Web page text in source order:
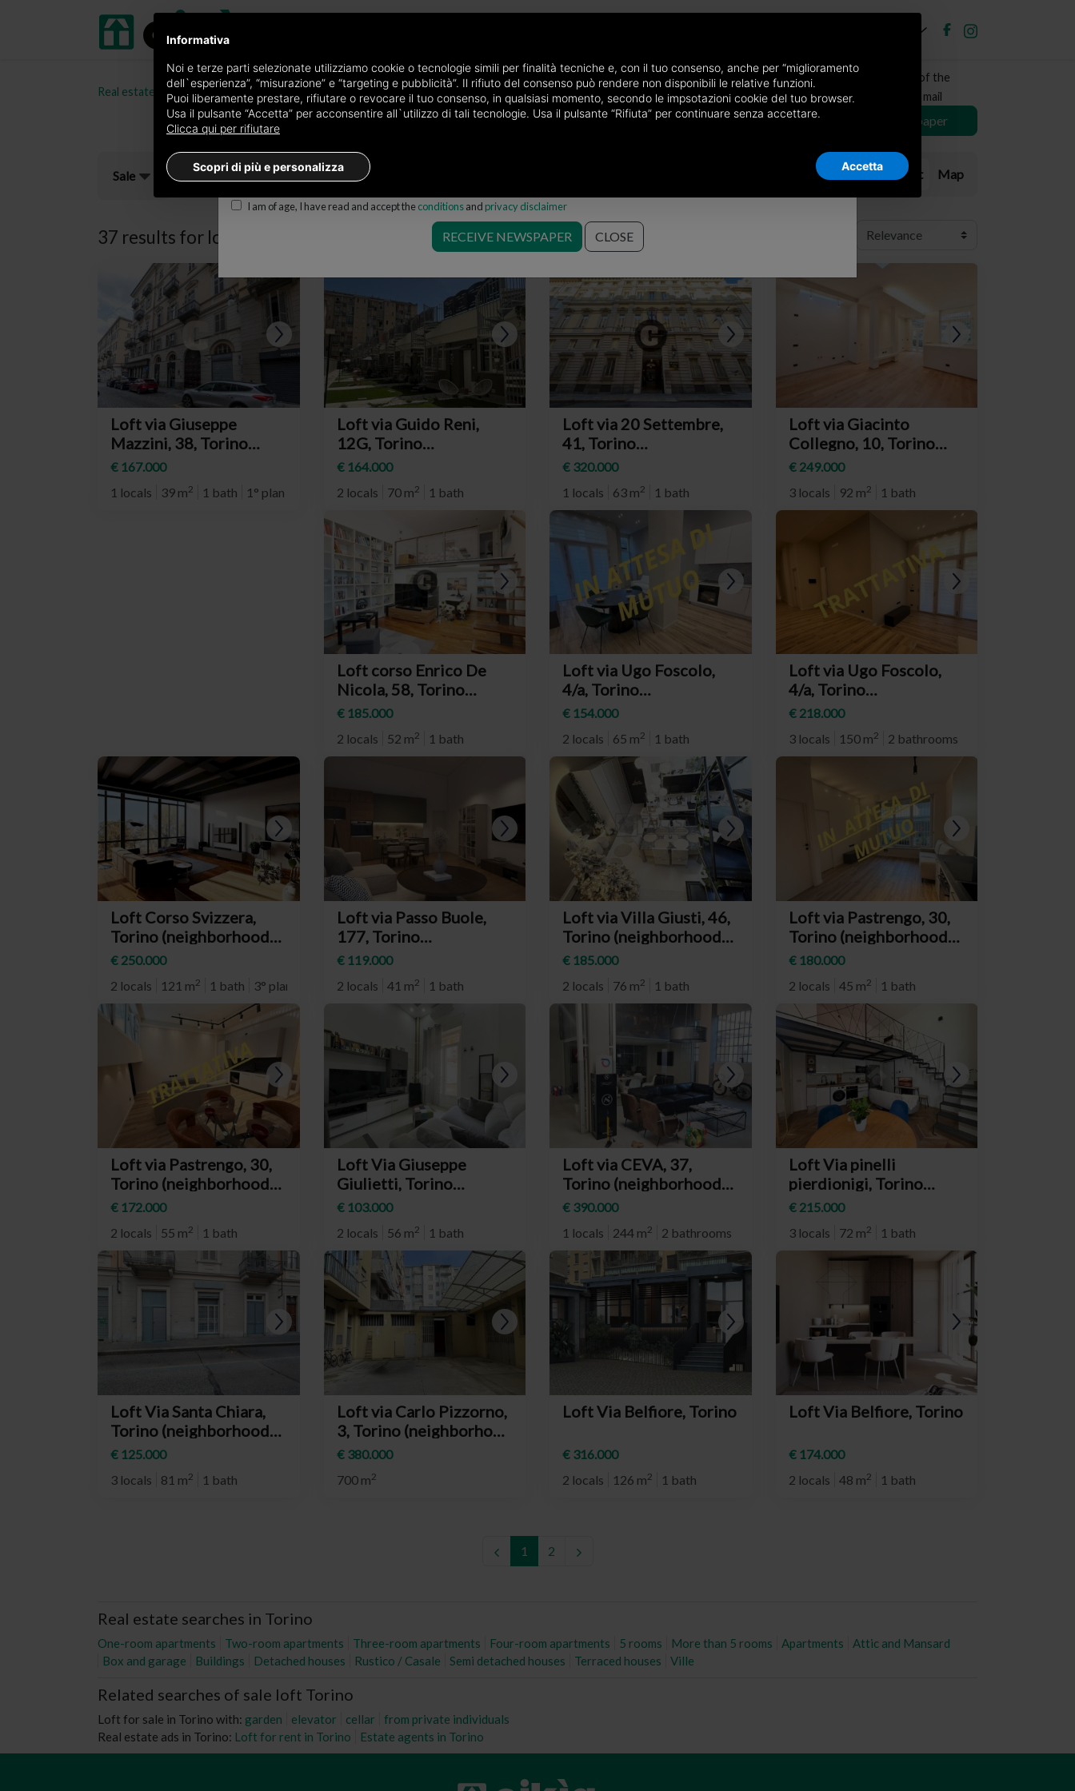
Real estate portal oikia.it Loft for sale in the province of Torino Loft for sale in Torino Choose the area
Receive a copy of the
newspaper by mail
Choose newspaper
Sale List Map
37 results for loft for sale in Torino Save search
Loft via Giuseppe
Mazzini, 38, Torino
(neighborhood Centro)
€ 167.000
1 locals
39 m2 1 bath 1° plan
Loft via Guido Reni,
12G, Torino
(neighborhood Santa
€ 164.000
2 locals
70 m2 1 bath
Loft via 20 Settembre,
41, Torino
(neighborhood Centro)
€ 320.000
1 locals
63 m2 1 bath
Loft via Giacinto
Collegno, 10, Torino
(neighborhood San
€ 249.000
3 locals
92 m2 1 bath
Loft corso Enrico De
Nicola, 58, Torino
(neighborhood
€ 185.000
2 locals
52 m2 1 bath
Loft via Ugo Foscolo,
4/a, Torino
(neighborhood San
€ 154.000
2 locals
65 m2 1 bath
Loft via Ugo Foscolo,
4/a, Torino
(neighborhood San
€ 218.000
3 locals
150 m2 2 bathrooms
Loft Corso Svizzera,
Torino (neighborhood
San Donato)
€ 250.000
2 locals
121 m2 1 bath 3° plan
Loft via Passo Buole,
177, Torino
(neighborhood
€ 119.000
2 locals
41 m2 1 bath
Loft via Villa Giusti, 46,
Torino (neighborhood
Pozzo Strada)
€ 185.000
2 locals
76 m2 1 bath
Loft via Pastrengo, 30,
Torino (neighborhood
Crocetta)
€ 180.000
2 locals
45 m2 1 bath
Loft via Pastrengo, 30,
Torino (neighborhood
Crocetta)
€ 172.000
2 locals
55 m2 1 bath
Loft Via Giuseppe
Giulietti, Torino
(neighborhood Parella)
€ 103.000
2 locals
56 m2 1 bath
Loft via CEVA, 37,
Torino (neighborhood
San Donato)
€ 390.000
1 locals
244 m2 2 bathrooms
Loft Via pinelli
pierdionigi, Torino
(neighborhood San
€ 215.000
3 locals
72 m2 1 bath
Loft Via Santa Chiara,
Torino (neighborhood
Quadrilatero Romano)
€ 125.000
3 locals
81 m2 1 bath
Loft via Carlo Pizzorno,
3, Torino (neighborhood
Lingotto)
€ 380.000
700 m2
Loft Via Belfiore, Torino
€ 316.000
2 locals
126 m2 1 bath
Loft Via Belfiore, Torino
€ 174.000
2 locals
48 m2 1 bath
1 2
Real estate searches in Torino
One-room apartments Two-room apartments Three-room apartments Four-room apartments 5 rooms More than 5 rooms Apartments
Attic and Mansard
Box and garage
Buildings Detached houses Rustico / Casale Semi detached houses Terraced houses Ville
Related searches of sale loft Torino
Loft for sale in Torino with: garden elevator cellar
from private individuals
Real estate ads in Torino: Loft for rent in Torino Estate agents in Torino
Edition
×Torino Prestige
I am of age, I have read and accept theconditionsand privacy disclaimer
RECEIVE NEWSPAPER CLOSE
Informativa
Noi e terze parti selezionate utilizziamo cookie o tecnologie simili per finalità tecniche e, con il tuo consenso, anche per “miglioramento
dell`esperienza”, “misurazione” e “targeting e pubblicità”. Il rifiuto del consenso può rendere non disponibili le relative funzioni.
Puoi liberamente prestare, rifiutare o revocare il tuo consenso, in qualsiasi momento, secondo le impsotazioni cookie del tuo browser.
Usa il pulsante “Accetta” per acconsentire all`utilizzo di tali tecnologie. Usa il pulsante “Rifiuta” per continuare senza accettare.
Clicca qui per rifiutare
Scopri di più e personalizza Accetta